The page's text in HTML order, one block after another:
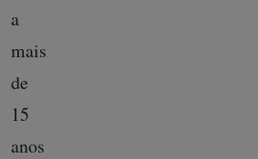
a
mais
de
15
anos